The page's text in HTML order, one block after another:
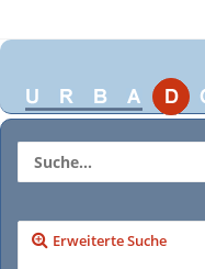
Erweiterte Suche